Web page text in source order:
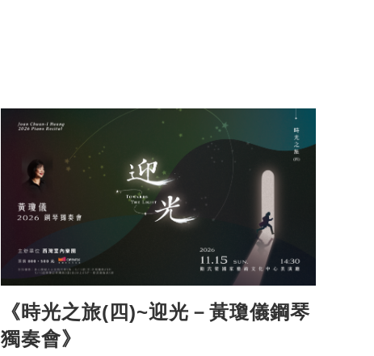
《時光之旅(四)~迎光－黃瓊儀鋼琴
獨奏會》